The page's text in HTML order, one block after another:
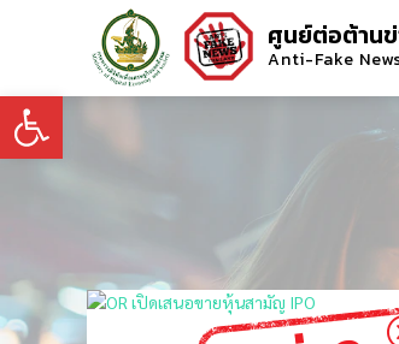
Open toolbar
ศูนย์ต่อต้านข่
Anti-Fake